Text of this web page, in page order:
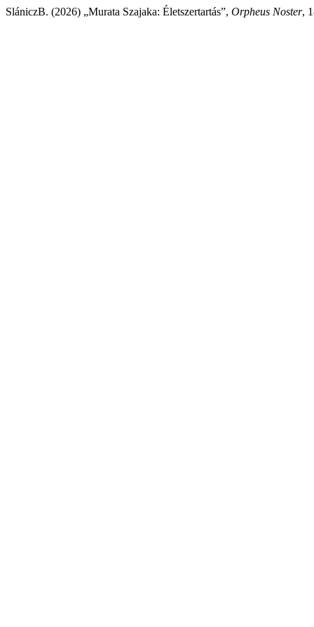
SlániczB. (2026) „Murata Szajaka: Életszertartás”, Orpheus Noster,